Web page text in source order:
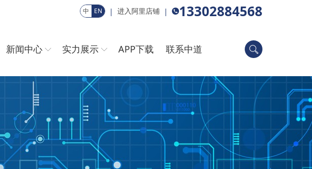
中 EN | 进入阿里店铺 | 13302884568
新闻中心 实力展示 APP下载 联系中道